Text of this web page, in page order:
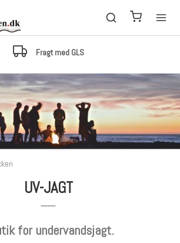
Lagerstyring
Kan det bestilles, er det på lager med 99.5%
UV-JAGT
for undervandsjagt.